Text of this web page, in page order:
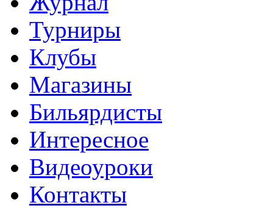
Турниры
Клубы
Магазины
Бильярдисты
Интересное
Видеоуроки
Контакты